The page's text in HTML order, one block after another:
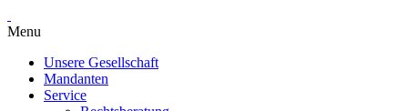
Menu
Unsere Gesellschaft
Mandanten
Service